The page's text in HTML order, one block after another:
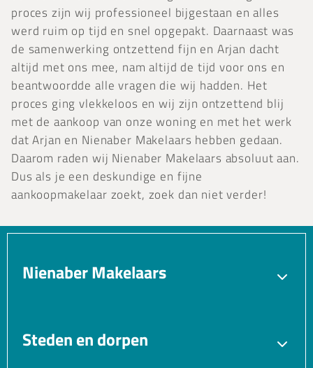
proces zijn wij professioneel bijgestaan en alles
werd ruim op tijd en snel opgepakt. Daarnaast was
de samenwerking ontzettend fijn en Arjan dacht
altijd met ons mee, nam altijd de tijd voor ons en
beantwoordde alle vragen die wij hadden. Het
proces ging vlekkeloos en wij zijn ontzettend blij
met de aankoop van onze woning en met het werk
dat Arjan en Nienaber Makelaars hebben gedaan.
Daarom raden wij Nienaber Makelaars absoluut aan.
Dus als je een deskundige en fijne
aankoopmakelaar zoekt, zoek dan niet verder!
Nienaber Makelaars
Verhuren
Steden en dorpen